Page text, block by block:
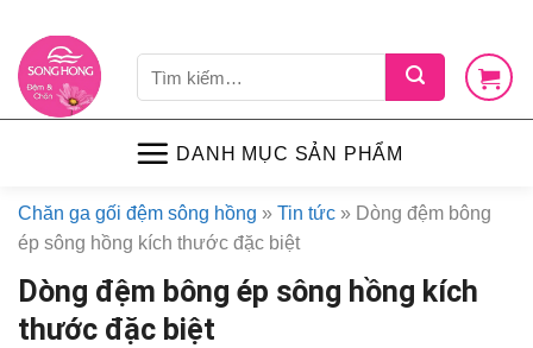
content
kiếm:
DANH MỤC SẢN PHẨM
Chăn ga gối đệm sông hồng » Tin tức » Dòng đệm bông
ép sông hồng kích thước đặc biệt
Dòng đệm bông ép sông hồng kích
thước đặc biệt